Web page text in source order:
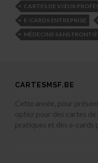
CARTES DE VŒUX
E-CARDS ENTREPRISE
MÉDECINS SANS
CARTESMSF.BE
Cette année, pour
optez pour des cartes
pratiques et des e-cards